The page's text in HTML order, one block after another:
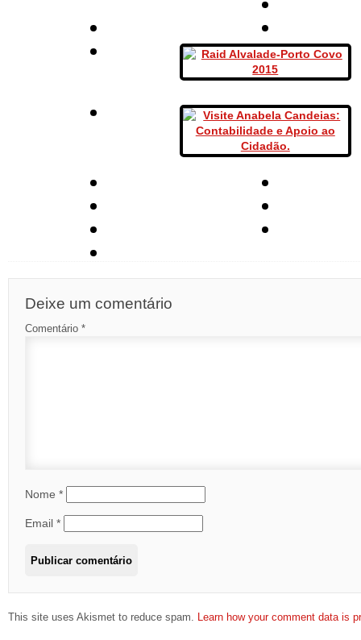
Deixe um comentário
Comentário *
Nome *
Email *
This site uses Akismet to reduce spam. Learn how your comment data is